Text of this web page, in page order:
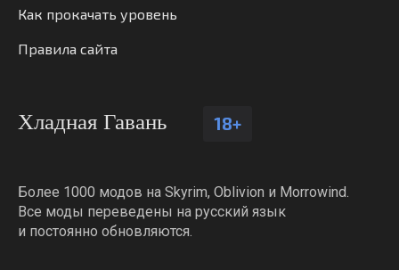
Как прокачать уровень
Правила сайта
Хладная Гавань 18+
Более 1000 модов на Skyrim, Oblivion и Morrowind.
Все моды переведены на русский язык
и постоянно обновляются.